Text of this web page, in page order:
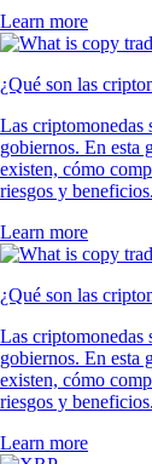
Learn more
¿Qué son las
Las criptomonedas
gobiernos. En esta
existen, cómo
riesgos y beneficios.
Learn more
¿Qué son las
Las criptomonedas
gobiernos. En esta
existen, cómo
riesgos y beneficios.
Learn more